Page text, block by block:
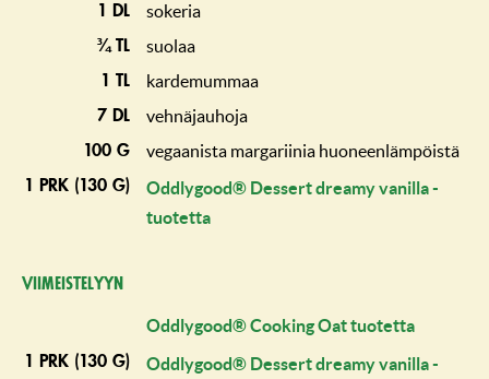
1 dl sokeria
¾ tl suolaa
1 tl kardemummaa
7 dl vehnäjauhoja
100 g vegaanista margariinia huoneenlämpöistä
1 prk (130 g)
Oddlygood® Dessert dreamy vanilla -
tuotetta
Viimeistelyyn
Oddlygood® Cooking Oat tuotetta
1 prk (130 g)
Oddlygood® Dessert dreamy vanilla -